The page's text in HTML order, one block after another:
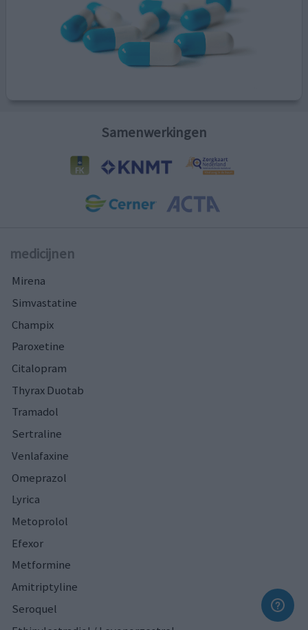
Samenwerkingen
medicijnen
Mirena
Simvastatine
Champix
Paroxetine
Citalopram
Thyrax Duotab
Tramadol
Sertraline
Venlafaxine
Omeprazol
Lyrica
Metoprolol
Efexor
Metformine
Amitriptyline
Seroquel